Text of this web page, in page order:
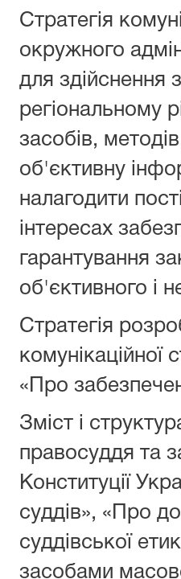
Стратегiя
окружного
для здiйснення
регіональному
засобів,
об'єктивну
налагодити
інтересах
гарантування
об'єктивного i
Стратегiя
комунікаційної
«Про
Зміст i
правосуддя та
Конституції
суддів», «Про
суддівської
засобами